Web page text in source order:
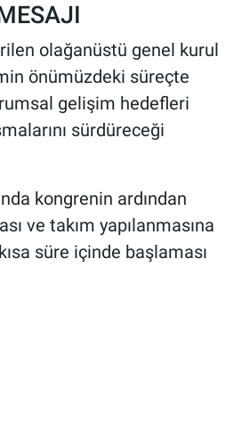
olağanüstü genel kurul
önümüzdeki süreçte
gelişim hedefleri
sürdüreceği
kongrenin ardından
ve takım yapılanmasına
süre içinde başlaması